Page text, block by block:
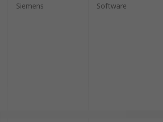
Siemens Software